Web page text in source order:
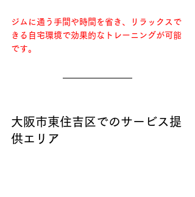
ジムに通う手間や時間を省き、リラックスで
きる自宅環境で効果的なトレーニングが可能
です。
大阪市東住吉区でのサービス提
供エリア